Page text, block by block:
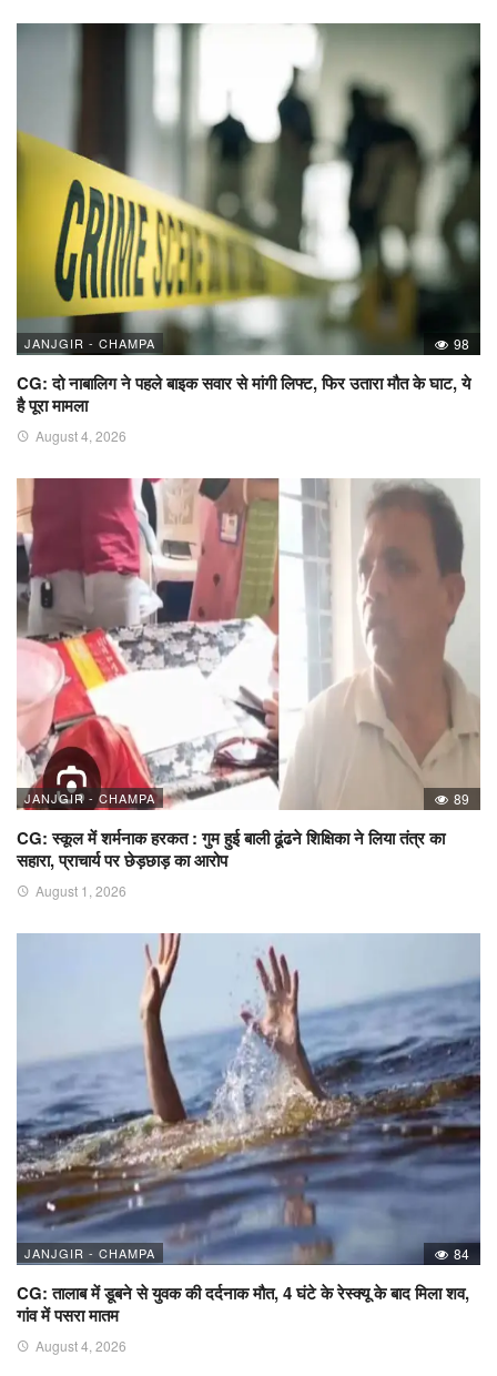
JANJGIR - CHAMPA 98
CG: दो नाबालिग ने पहले बाइक सवार से मांगी लिफ्ट, फिर उतारा मौत के घाट, ये
है पूरा मामला
August 4, 2026
JANJGIR - CHAMPA 89
CG: स्कूल में शर्मनाक हरकत : गुम हुई बाली ढूंढने शिक्षिका ने लिया तंत्र का
सहारा, प्राचार्य पर छेड़छाड़ का आरोप
August 1, 2026
JANJGIR - CHAMPA 84
CG: तालाब में डूबने से युवक की दर्दनाक मौत, 4 घंटे के रेस्क्यू के बाद मिला शव,
गांव में पसरा मातम
August 4, 2026